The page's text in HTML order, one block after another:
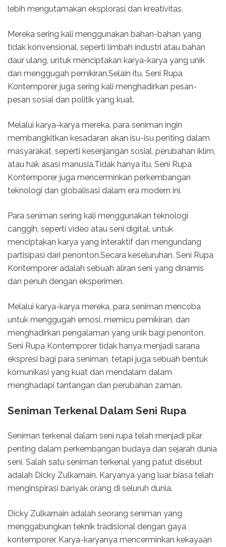
lebih mengutamakan eksplorasi dan kreativitas.
Mereka sering kali menggunakan bahan-bahan yang
tidak konvensional, seperti limbah industri atau bahan
daur ulang, untuk menciptakan karya-karya yang unik
dan menggugah pemikiran.Selain itu, Seni Rupa
Kontemporer juga sering kali menghadirkan pesan-
pesan sosial dan politik yang kuat.
Melalui karya-karya mereka, para seniman ingin
membangkitkan kesadaran akan isu-isu penting dalam
masyarakat, seperti kesenjangan sosial, perubahan iklim,
atau hak asasi manusia.Tidak hanya itu, Seni Rupa
Kontemporer juga mencerminkan perkembangan
teknologi dan globalisasi dalam era modern ini.
Para seniman sering kali menggunakan teknologi
canggih, seperti video atau seni digital, untuk
menciptakan karya yang interaktif dan mengundang
partisipasi dari penonton.Secara keseluruhan, Seni Rupa
Kontemporer adalah sebuah aliran seni yang dinamis
dan penuh dengan eksperimen.
Melalui karya-karya mereka, para seniman mencoba
untuk menggugah emosi, memicu pemikiran, dan
menghadirkan pengalaman yang unik bagi penonton.
Seni Rupa Kontemporer tidak hanya menjadi sarana
ekspresi bagi para seniman, tetapi juga sebuah bentuk
komunikasi yang kuat dan mendalam dalam
menghadapi tantangan dan perubahan zaman.
Seniman Terkenal Dalam Seni Rupa
Seniman terkenal dalam seni rupa telah menjadi pilar
penting dalam perkembangan budaya dan sejarah dunia
seni. Salah satu seniman terkenal yang patut disebut
adalah Dicky Zulkarnain. Karyanya yang luar biasa telah
menginspirasi banyak orang di seluruh dunia.
Dicky Zulkarnain adalah seorang seniman yang
menggabungkan teknik tradisional dengan gaya
kontemporer. Karya-karyanya mencerminkan kekayaan